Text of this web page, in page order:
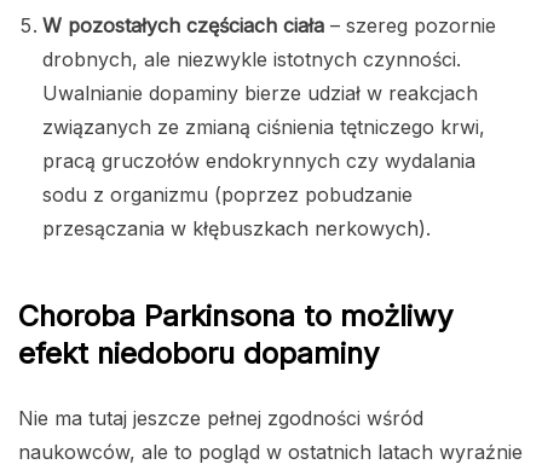
W pozostałych częściach ciała – szereg pozornie
drobnych, ale niezwykle istotnych czynności.
Uwalnianie dopaminy bierze udział w reakcjach
związanych ze zmianą ciśnienia tętniczego krwi,
pracą gruczołów endokrynnych czy wydalania
sodu z organizmu (poprzez pobudzanie
przesączania w kłębuszkach nerkowych).
Choroba Parkinsona to możliwy
efekt niedoboru dopaminy
Nie ma tutaj jeszcze pełnej zgodności wśród
naukowców, ale to pogląd w ostatnich latach wyraźnie